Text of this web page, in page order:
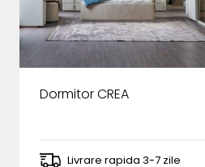
Dormitor CREA
Livrare rapida 3-7 zile